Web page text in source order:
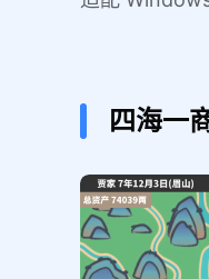
四海一